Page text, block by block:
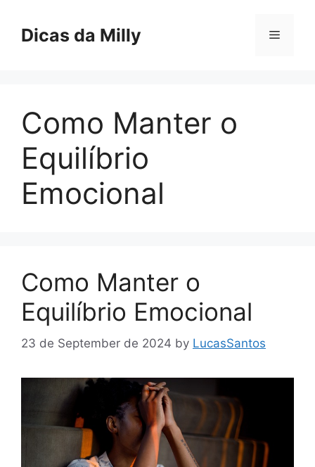
contentDicas da Milly Menu
Como Manter o
Equilíbrio
Emocional
Como Manter o
Equilíbrio Emocional
23 de September de 2024 by LucasSantos